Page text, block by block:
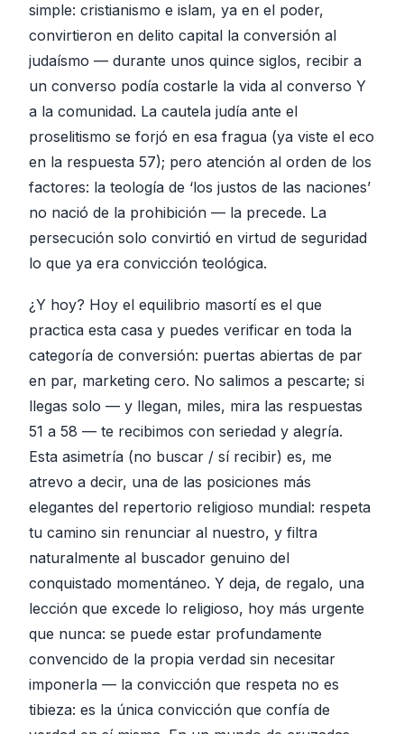
simple: cristianismo e islam, ya en el poder,
convirtieron en delito capital la conversión al
judaísmo — durante unos quince siglos, recibir a
un converso podía costarle la vida al converso Y
a la comunidad. La cautela judía ante el
proselitismo se forjó en esa fragua (ya viste el eco
en la respuesta 57); pero atención al orden de los
factores: la teología de ‘los justos de las naciones’
no nació de la prohibición — la precede. La
persecución solo convirtió en virtud de seguridad
lo que ya era convicción teológica.
¿Y hoy? Hoy el equilibrio masortí es el que
practica esta casa y puedes verificar en toda la
categoría de conversión: puertas abiertas de par
en par, marketing cero. No salimos a pescarte; si
llegas solo — y llegan, miles, mira las respuestas
51 a 58 — te recibimos con seriedad y alegría.
Esta asimetría (no buscar / sí recibir) es, me
atrevo a decir, una de las posiciones más
elegantes del repertorio religioso mundial: respeta
tu camino sin renunciar al nuestro, y filtra
naturalmente al buscador genuino del
conquistado momentáneo. Y deja, de regalo, una
lección que excede lo religioso, hoy más urgente
que nunca: se puede estar profundamente
convencido de la propia verdad sin necesitar
imponerla — la convicción que respeta no es
tibieza: es la única convicción que confía de